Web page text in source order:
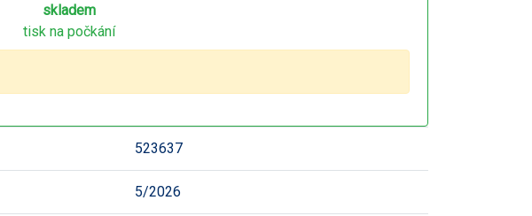
skladem
tisk na počkání
523637
5/2026